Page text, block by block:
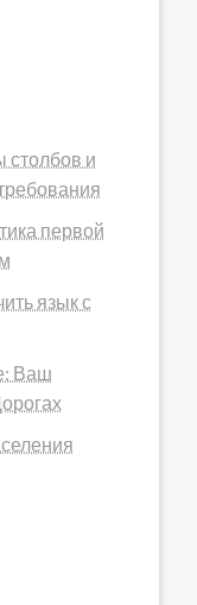
столбов и
первой
язык с
Ваш